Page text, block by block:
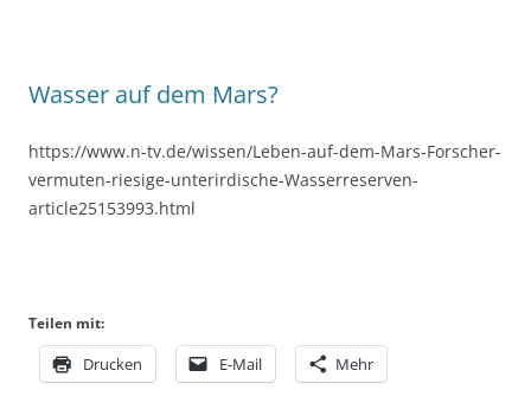
Wasser auf dem Mars?
https://www.n-tv.de/wissen/Leben-auf-dem-Mars-Forscher-
vermuten-riesige-unterirdische-Wasserreserven-
article25153993.html
Teilen mit:
Drucken E-Mail Mehr